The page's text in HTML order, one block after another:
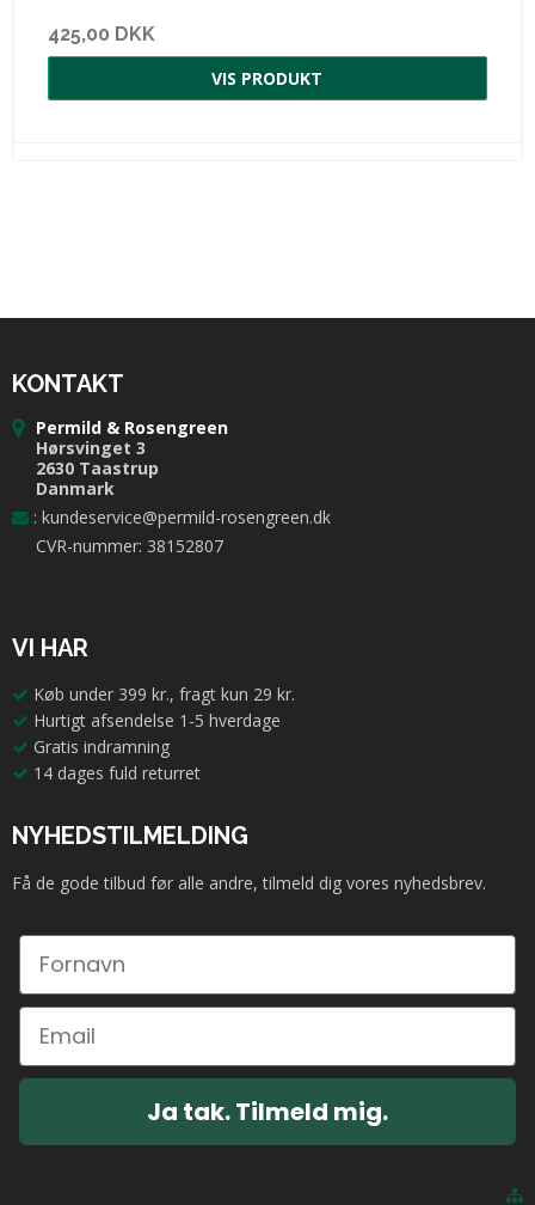
425,00 DKK
VIS PRODUKT
KONTAKT
Permild & Rosengreen
Hørsvinget 3
2630 Taastrup
Danmark
: kundeservice@permild-rosengreen.dk
CVR-nummer: 38152807
VI HAR
Køb under 399 kr., fragt kun 29 kr.
Hurtigt afsendelse 1-5 hverdage
Gratis indramning
14 dages fuld returret
NYHEDSTILMELDING
Få de gode tilbud før alle andre, tilmeld dig vores nyhedsbrev.
Ja tak. Tilmeld mig.